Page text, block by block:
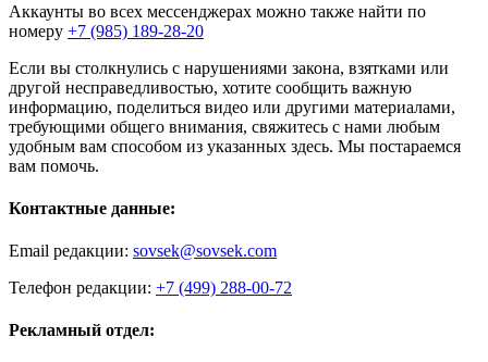
Аккаунты во всех мессенджерах можно также найти по
номеру +7 (985) 189-28-20
Если вы столкнулись с нарушениями закона, взятками или
другой несправедливостью, хотите сообщить важную
информацию, поделиться видео или другими материалами,
требующими общего внимания, свяжитесь с нами любым
удобным вам способом из указанных здесь. Мы постараемся
вам помочь.
Контактные данные:
Email редакции: sovsek@sovsek.com
Телефон редакции: +7 (499) 288-00-72
Рекламный отдел: